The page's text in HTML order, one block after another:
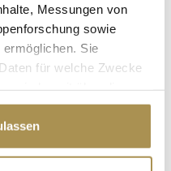
Messungen von
sowie
Sie
für welche Zwecke
auf das Privacy